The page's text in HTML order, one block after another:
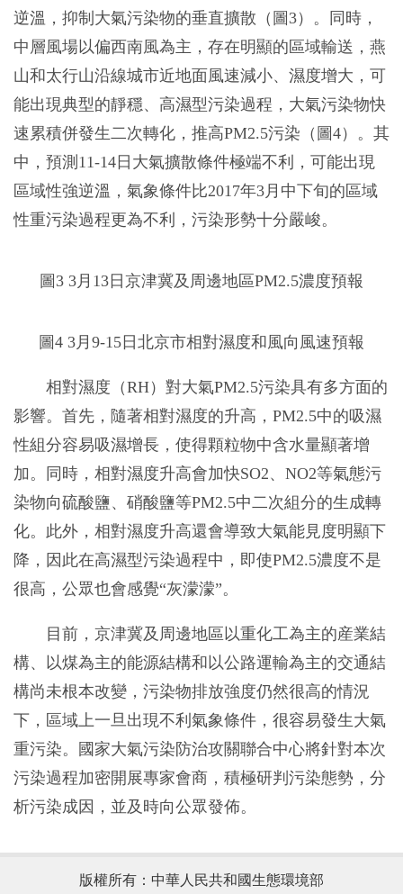
逆溫，抑制大氣污染物的垂直擴散（圖3）。同時，
中層風場以偏西南風為主，存在明顯的區域輸送，燕
山和太行山沿線城市近地面風速減小、濕度增大，可
能出現典型的靜穩、高濕型污染過程，大氣污染物快
速累積併發生二次轉化，推高PM2.5污染（圖4）。其
中，預測11-14日大氣擴散條件極端不利，可能出現
區域性強逆溫，氣象條件比2017年3月中下旬的區域
性重污染過程更為不利，污染形勢十分嚴峻。
圖3 3月13日京津冀及周邊地區PM2.5濃度預報
圖4 3月9-15日北京市相對濕度和風向風速預報
相對濕度（RH）對大氣PM2.5污染具有多方面的
影響。首先，隨著相對濕度的升高，PM2.5中的吸濕
性組分容易吸濕增長，使得顆粒物中含水量顯著增
加。同時，相對濕度升高會加快SO2、NO2等氣態污
染物向硫酸鹽、硝酸鹽等PM2.5中二次組分的生成轉
化。此外，相對濕度升高還會導致大氣能見度明顯下
降，因此在高濕型污染過程中，即使PM2.5濃度不是
很高，公眾也會感覺“灰濛濛”。
目前，京津冀及周邊地區以重化工為主的産業結
構、以煤為主的能源結構和以公路運輸為主的交通結
構尚未根本改變，污染物排放強度仍然很高的情況
下，區域上一旦出現不利氣象條件，很容易發生大氣
重污染。國家大氣污染防治攻關聯合中心將針對本次
污染過程加密開展專家會商，積極研判污染態勢，分
析污染成因，並及時向公眾發佈。
版權所有：中華人民共和國生態環境部